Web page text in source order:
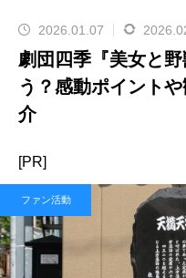
2026.01.07
劇団四季『美女と
う？感動ポイント
介
[PR]
ファン活動